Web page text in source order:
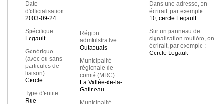
Date
d'officialisation
2003-09-24
Spécifique
Legault
Générique
(avec ou sans
particules de
liaison)
Cercle
Type d'entité
Rue
Région
administrative
Outaouais
Municipalité
régionale de
comté (MRC)
La Vallée-de-la-
Gatineau
Municipalité
Dans une adresse, on
écrirait, par exemple :
10, cercle Legault
Sur un panneau de
signalisation routière, on
écrirait, par exemple :
Cercle Legault